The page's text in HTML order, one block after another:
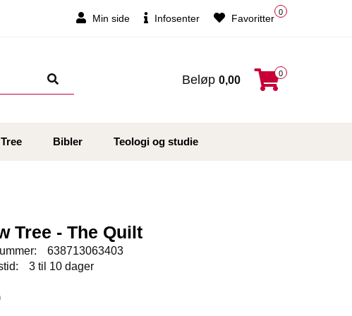
Min side Infosenter
0
Favoritter
Beløp 0,00
0
Bibler Teologi og studie
Tree - The Quilt
638713063403
3 til 10 dager